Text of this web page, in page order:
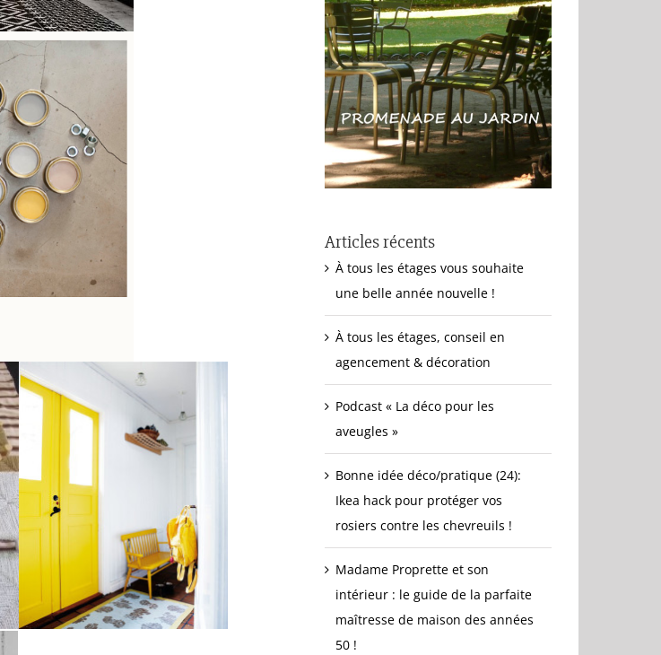
Articles récents
À tous les étages vous souhaite
une belle année nouvelle !
À tous les étages, conseil en
agencement & décoration
Podcast « La déco pour les
aveugles »
Bonne idée déco/pratique (24):
Ikea hack pour protéger vos
rosiers contre les chevreuils !
Madame Proprette et son
intérieur : le guide de la parfaite
maîtresse de maison des années
50 !